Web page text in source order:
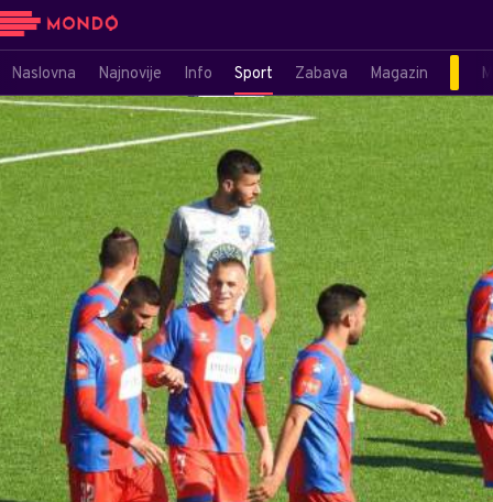
Naslovna Najnovije Info Sport Zabava Magazin